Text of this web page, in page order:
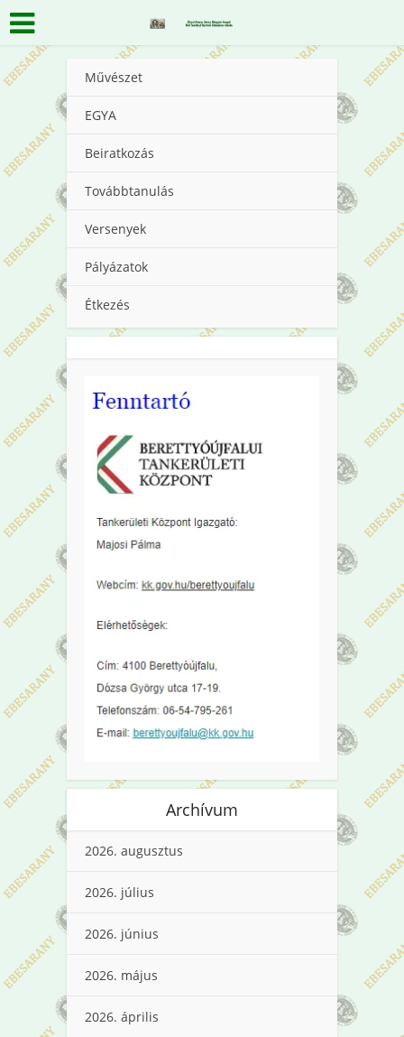
Művészet
EGYA
Beiratkozás
Továbbtanulás
Versenyek
Pályázatok
Étkezés
Archívum
2026. augusztus
2026. július
2026. június
2026. május
2026. április